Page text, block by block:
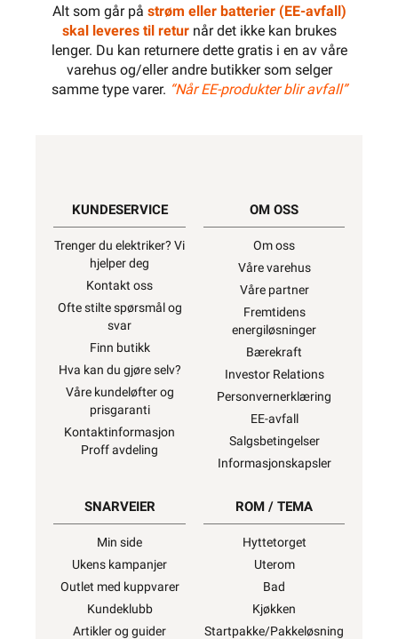
Alt som går på strøm eller batterier (EE-avfall)
skal leveres til returnår det ikke kan brukes
lenger. Du kan returnere dette gratis i en av våre
varehus og/eller andre butikker som selger
samme type varer. “Når EE-produkter blir avfall”
KUNDESERVICE
Trenger du elektriker? Vi
hjelper deg
Kontakt oss
Ofte stilte spørsmål og
svar
Finn butikk
Hva kan du gjøre selv?
Våre kundeløfter og
prisgaranti
Kontaktinformasjon
Proff avdeling
OM OSS
Om oss
Våre varehus
Våre partner
Fremtidens
energiløsninger
Bærekraft
Investor Relations
Personvernerklæring
EE-avfall
Salgsbetingelser
Informasjonskapsler
SNARVEIER
Min side
Ukens kampanjer
Outlet med kuppvarer
Kundeklubb
Artikler og guider
ROM / TEMA
Hyttetorget
Uterom
Bad
Kjøkken
Startpakke/Pakkeløsning